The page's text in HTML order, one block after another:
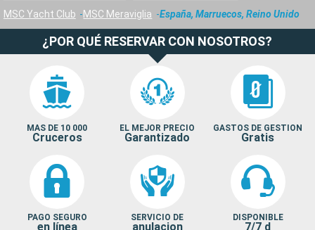
MSC Yacht Club
MSC Meraviglia España, Marruecos, Reino Unido
¿POR QUÉ RESERVAR CON NOSOTROS?
MAS DE 10 000
Cruceros
EL MEJOR PRECIO
Garantizado
GASTOS DE GESTION
Gratis
PAGO SEGURO
en línea
SERVICIO DE
anulacion
DISPONIBLE
7/7 d